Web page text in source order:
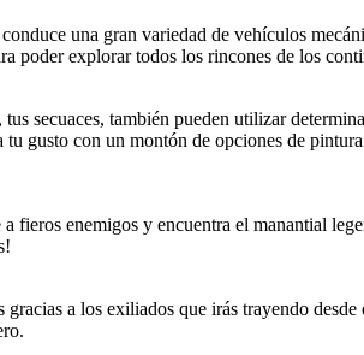
una gran variedad de vehículos
poder explorar todos los rincones de los
secuaces, también pueden utilizar
gusto con un montón de opciones de
fieros enemigos y encuentra el manantial
a los exiliados que irás trayendo desde